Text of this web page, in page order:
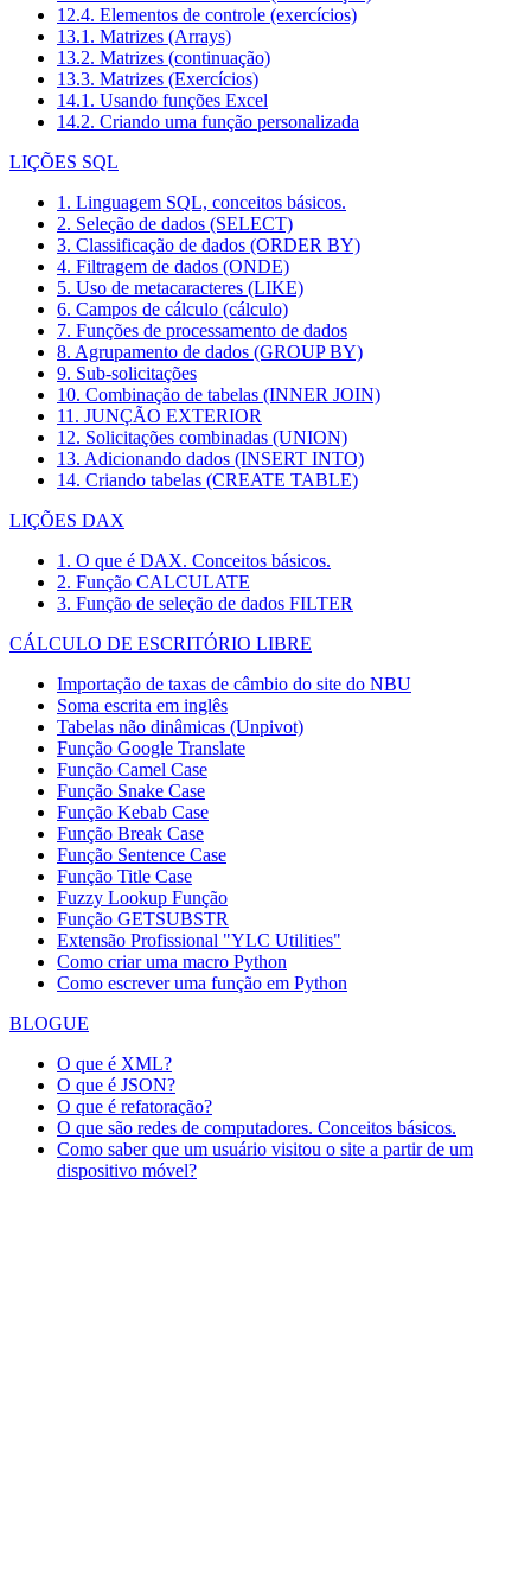
12.4. Elementos de controle (exercícios)
13.1. Matrizes (Arrays)
13.2. Matrizes (continuação)
13.3. Matrizes (Exercícios)
14.1. Usando funções Excel
14.2. Criando uma função personalizada
LIÇÕES SQL
1. Linguagem SQL, conceitos básicos.
2. Seleção de dados (SELECT)
3. Classificação de dados (ORDER BY)
4. Filtragem de dados (ONDE)
5. Uso de metacaracteres (LIKE)
6. Campos de cálculo (cálculo)
7. Funções de processamento de dados
8. Agrupamento de dados (GROUP BY)
9. Sub-solicitações
10. Combinação de tabelas (INNER JOIN)
11. JUNÇÃO EXTERIOR
12. Solicitações combinadas (UNION)
13. Adicionando dados (INSERT INTO)
14. Criando tabelas (CREATE TABLE)
LIÇÕES DAX
1. O que é DAX. Conceitos básicos.
2. Função CALCULATE
3. Função de seleção de dados FILTER
CÁLCULO DE ESCRITÓRIO LIBRE
Importação de taxas de câmbio do site do NBU
Soma escrita em inglês
Tabelas não dinâmicas (Unpivot)
Função Google Translate
Função Camel Case
Função Snake Case
Função Kebab Case
Função Break Case
Função Sentence Case
Função Title Case
Fuzzy Lookup Função
Função GETSUBSTR
Extensão Profissional "YLC Utilities"
Como criar uma macro Python
Como escrever uma função em Python
BLOGUE
O que é XML?
O que é JSON?
O que é refatoração?
O que são redes de computadores. Conceitos básicos.
Como saber que um usuário visitou o site a partir de um
dispositivo móvel?